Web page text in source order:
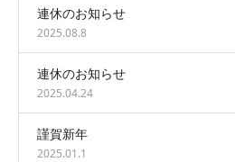
連休のお知らせ
2025.08.8
連休のお知らせ
2025.04.24
謹賀新年
2025.01.1